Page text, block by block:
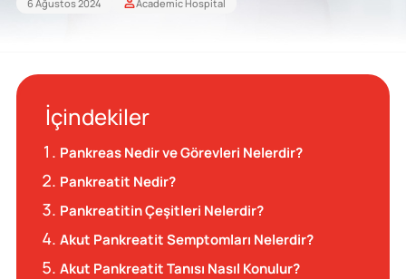
6 Ağustos 2024 Academic Hospital
İçindekiler
Pankreas Nedir ve Görevleri Nelerdir?
Pankreatit Nedir?
Pankreatitin Çeşitleri Nelerdir?
Akut Pankreatit Semptomları Nelerdir?
Akut Pankreatit Tanısı Nasıl Konulur?